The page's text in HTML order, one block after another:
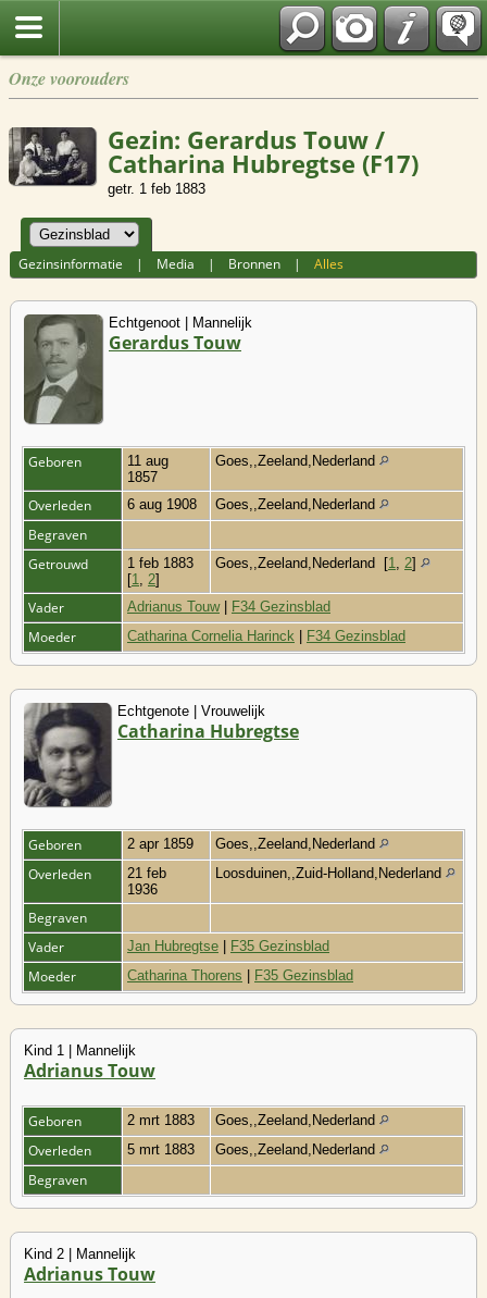
Onze voorouders
Gezin: Gerardus Touw /
Catharina Hubregtse (F17)
getr. 1 feb 1883
Gezinsinformatie | Media | Bronnen |Alles
Echtgenoot | Mannelijk
Gerardus Touw
Geboren
11 aug
1857
Goes,,Zeeland,Nederland
Overleden 6 aug 1908 Goes,,Zeeland,Nederland
Begraven
Getrouwd
1 feb 1883
[1 2]
Goes,,Zeeland,Nederland [1 2]
Vader Adrianus Touw| F34 Gezinsblad
Moeder Catharina Cornelia Harinck F34 Gezinsblad
Echtgenote | Vrouwelijk
Catharina Hubregtse
Geboren 2 apr 1859 Goes,,Zeeland,Nederland
Overleden
21 feb
1936
Loosduinen,,Zuid-Holland,Nederland
Begraven
Vader
Jan Hubregtse F35 Gezinsblad
Moeder Catharina Thorens F35 Gezinsblad
Kind 1 | Mannelijk
Adrianus Touw
Geboren 2 mrt 1883 Goes,,Zeeland,Nederland
Overleden 5 mrt 1883 Goes,,Zeeland,Nederland
Begraven
Kind 2 | Mannelijk
Adrianus Touw